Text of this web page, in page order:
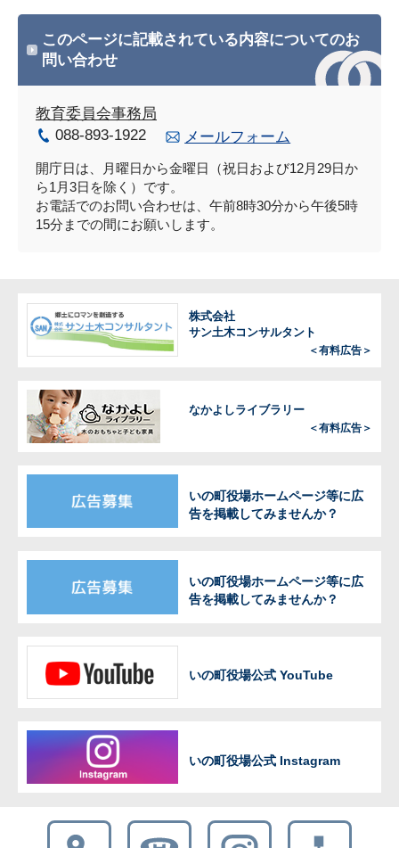
このページに記載されている内容についてのお
問い合わせ
教育委員会事務局
088-893-1922
メールフォーム
開庁日は、月曜日から金曜日（祝日および12月29日か
ら1月3日を除く）です。
お電話でのお問い合わせは、午前8時30分から午後5時
15分までの間にお願いします。
株式会社
サン土木コンサルタント
＜有料広告＞
なかよしライブラリー
＜有料広告＞
いの町役場ホームページ等に広
告を掲載してみませんか？
いの町役場ホームページ等に広
告を掲載してみませんか？
いの町役場公式 YouTube
いの町役場公式 Instagram